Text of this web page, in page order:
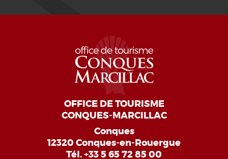
OFFICE DE TOURISME
CONQUES-MARCILLAC
Conques
12320 Conques-en-Rouergue
Tél.+33 5 65 72 85 00